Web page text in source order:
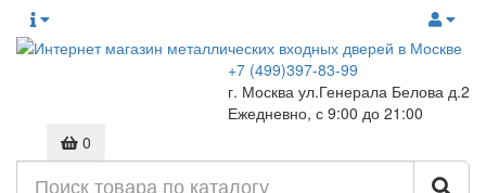
+7 (499)397-83-99
г. Москва ул.Генерала Белова д.2
Ежедневно, с 9:00 до 21:00
0